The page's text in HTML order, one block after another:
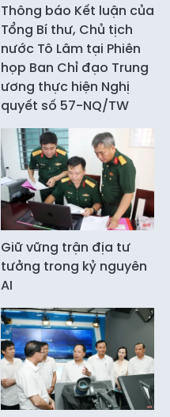
Thông báo Kết luận của
Tổng Bí thư, Chủ tịch
nước Tô Lâm tại Phiên
họp Ban Chỉ đạo Trung
ương thực hiện Nghị
quyết số 57-NQ/TW
Giữ vững trận địa tư
tưởng trong kỷ nguyên
AI